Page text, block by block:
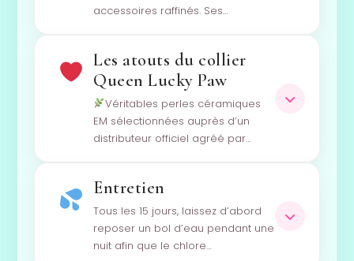
accessoires raffinés. Ses…
Les atouts du collier
Queen Lucky Paw
Véritables perles céramiques
EM sélectionnées auprès d’un
distributeur officiel agréé par…
Entretien
Tous les 15 jours, laissez d’abord
reposer un bol d’eau pendant une
nuit afin que le chlore…